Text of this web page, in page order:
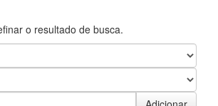
o resultado de busca.